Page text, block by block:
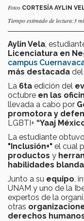
Fotos CORTESÍA AYLIN
Tiempo estimado de lectura:3
Aylin Vela ,
Licenciatura en
campus
más destacada del
La 6ta edición del
octubre en las
llevada a cabo por
promotora y
LGBTI+ “Yaaj
La estudiante
"Inclusión+" el cual
productos y
habilidades
Junto a su equipo ,
UNAM y uno de la
expertos de la
otras
derechos